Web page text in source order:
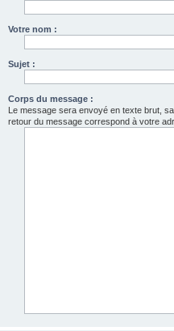
Votre nom :
Sujet :
Corps du message :
Le message sera envoyé en texte brut,
retour du message correspond à votre